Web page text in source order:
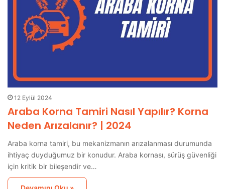
12 Eylül 2024
Araba Korna Tamiri Nasıl Yapılır? Korna
Neden Arızalanır? | 2024
Araba korna tamiri, bu mekanizmanın arızalanması durumunda
ihtiyaç duyduğumuz bir konudur. Araba kornası, sürüş güvenliği
için kritik bir bileşendir ve…